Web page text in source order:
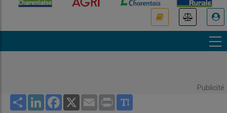
Publicité
Share LinkedInFacebook
X Email Print